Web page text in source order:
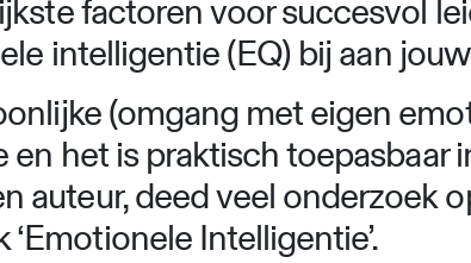
factoren voor succesvol
intelligentie (EQ) bij aan
(omgang met eigen
het is praktisch toepasbaar
auteur, deed veel onderzoek
Intelligentie’.